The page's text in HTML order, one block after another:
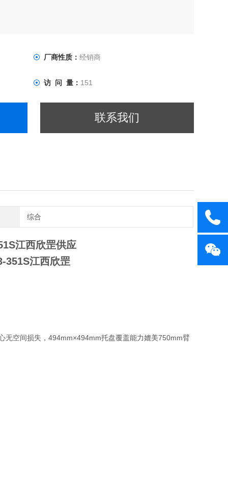
厂商性质：经销商
访 问 量： 151
联系我们
综合
江西欣罡供应
无空间损失，494mm×494mm托盘覆盖能力媲美750mm臂